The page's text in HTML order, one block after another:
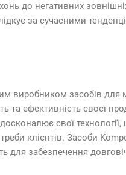
до негативних
за сучасними
виробником засобів для
та ефективність своєї
свої технології,
клієнтів. Засоби
для забезпечення